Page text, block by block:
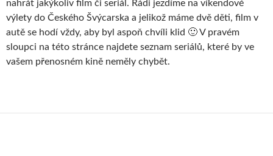
nahrát jakýkoliv film či seriál. Rádi jezdíme na víkendové
výlety do Českého Švýcarska a jelikož máme dvě děti, film v
autě se hodí vždy, aby byl aspoň chvíli klid 🙂 V pravém
sloupci na této stránce najdete seznam seriálů, které by ve
vašem přenosném kině neměly chybět.